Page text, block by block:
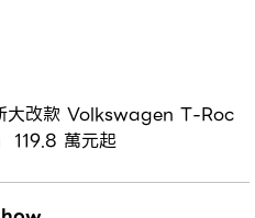
大改款 Volkswagen T-Roc
119.8 萬元起